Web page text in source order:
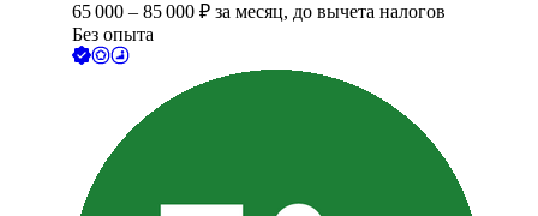
65 000 – 85 000 ₽ за месяц, до вычета налогов
Без опыта